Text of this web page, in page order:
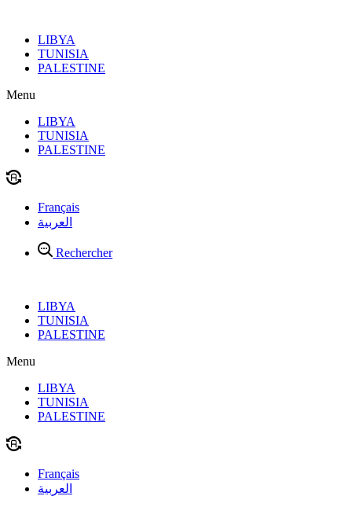
contenuLIBYA
TUNISIA
PALESTINE
Menu
LIBYA
TUNISIA
PALESTINE
Français
العربية
Rechercher
LIBYA
TUNISIA
PALESTINE
Menu
LIBYA
TUNISIA
PALESTINE
Français
العربية